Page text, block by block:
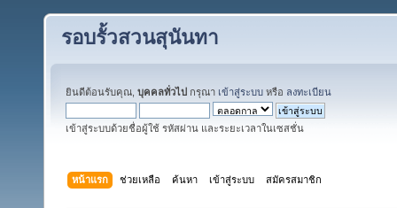
รอบรั้วสวนสุนันทา
ยินดีต้อนรับคุณ, บุคคลทั่วไป กรุณา เข้าสู่ระบบ หรือ ลงทะเบียน
เข้าสู่ระบบด้วยชื่อผู้ใช้ รหัสผ่าน และระยะเวลาในเซสชั่น
หน้าแรก ช่วยเหลือ ค้นหา เข้าสู่ระบบ สมัครสมาชิก